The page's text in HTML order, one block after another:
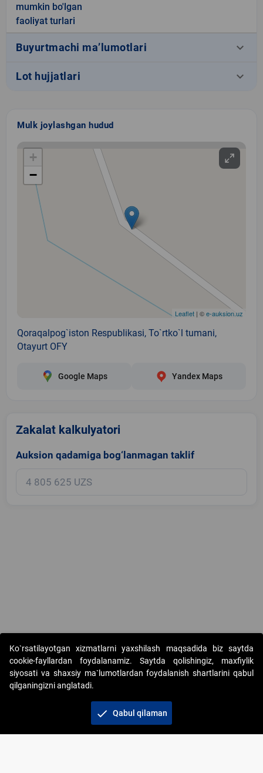
mumkin bo'lgan
faoliyat turlari
Buyurtmachi ma’lumotlari keyboard_arrow_down
Lot hujjatlari keyboard_arrow_down
Mulk joylashgan hudud
+
−
Leaflet | ©e-auksion.uz
Qoraqalpog`iston Respublikasi, To`rtko`l tumani,
Otayurt OFY
Google Maps Yandex Maps
Zakalat kalkulyatori
Auksion qadamiga bog‘lanmagan taklif
Copyright © 2017-2026. "Elektron onlayn-auksionlarni tashkil etish"
AJ. Barcha huquqlar himoyalangan
+998 71 202-21-11
Ko`rsatilayotgan xizmatlarni yaxshilash maqsadida biz saytda
cookie-fayllardan foydalanamiz. Saytda qolishingiz, maxfiylik
siyosati va shaxsiy ma`lumotlardan foydalanish shartlarini qabul
qilganingizni anglatadi.
check Qabul qilaman